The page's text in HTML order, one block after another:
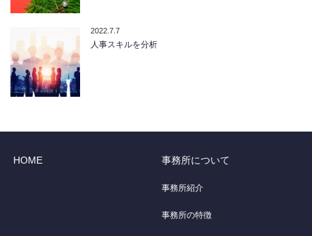
2022.7.7
人事スキルを分析
HOME 事務所について
事務所紹介
事務所の特徴